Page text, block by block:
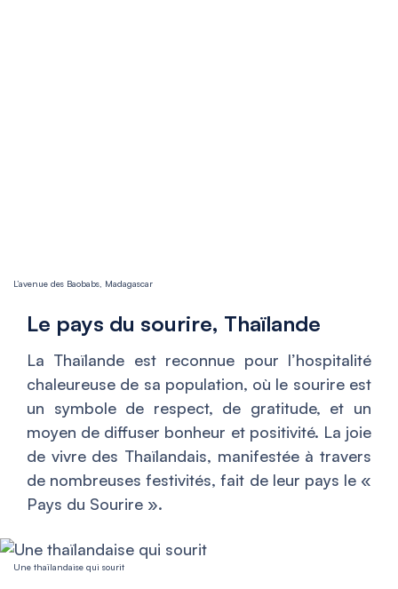
L’avenue des Baobabs, Madagascar
Le pays du sourire, Thaïlande
La Thaïlande est reconnue pour l’hospitalité
chaleureuse de sa population, où le sourire est
un symbole de respect, de gratitude, et un
moyen de diffuser bonheur et positivité. La joie
de vivre des Thaïlandais, manifestée à travers
de nombreuses festivités, fait de leur pays le «
Pays du Sourire ».
Une thaïlandaise qui sourit